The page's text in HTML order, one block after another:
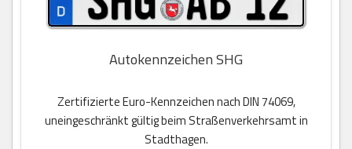
Autokennzeichen SHG
Zertifizierte Euro-Kennzeichen nach DIN 74069,
uneingeschränkt gültig beim Straßenverkehrsamt in
Stadthagen.